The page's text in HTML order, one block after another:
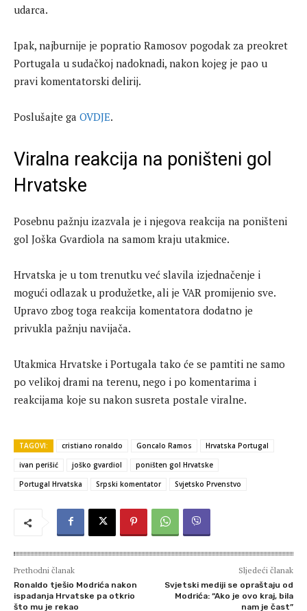
udarca.
Ipak, najburnije je popratio Ramosov pogodak za preokret
Portugala u sudačkoj nadoknadi, nakon kojeg je pao u
pravi komentatorski delirij.
Poslušajte ga OVDJE.
Viralna reakcija na poništeni gol
Hrvatske
Posebnu pažnju izazvala je i njegova reakcija na poništeni
gol Joška Gvardiola na samom kraju utakmice.
Hrvatska je u tom trenutku već slavila izjednačenje i
mogući odlazak u produžetke, ali je VAR promijenio sve.
Upravo zbog toga reakcija komentatora dodatno je
privukla pažnju navijača.
Utakmica Hrvatske i Portugala tako će se pamtiti ne samo
po velikoj drami na terenu, nego i po komentarima i
reakcijama koje su nakon susreta postale viralne.
TAGOVI: cristiano ronaldo Goncalo Ramos
Hrvatska Portugal
ivan perišić
joško gvardiol
poništen gol Hrvatske
Portugal Hrvatska
Srpski komentator Svjetsko Prvenstvo
Prethodni članak
Ronaldo tješio Modrića nakon
ispadanja Hrvatske pa otkrio
što mu je rekao
Sljedeći članak
Svjetski mediji se opraštaju od
Modrića: “Ako je ovo kraj, bila
nam je čast”